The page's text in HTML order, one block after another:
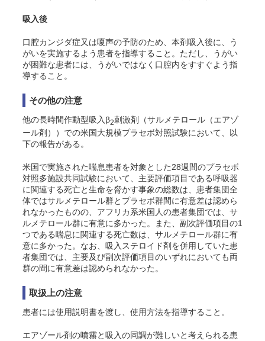
吸入後
口腔カンジダ症又は嗄声の予防のため、本剤吸入後に、う
がいを実施するよう患者を指導すること。ただし、うがい
が困難な患者には、うがいではなく口腔内をすすぐよう指
導すること。
その他の注意
他の長時間作動型吸入β2刺激剤（サルメテロール（エアゾ
ール剤））での米国大規模プラセボ対照試験において、以
下の報告がある。
米国で実施された喘息患者を対象とした28週間のプラセボ
対照多施設共同試験において、主要評価項目である呼吸器
に関連する死亡と生命を脅かす事象の総数は、患者集団全
体ではサルメテロール群とプラセボ群間に有意差は認めら
れなかったものの、アフリカ系米国人の患者集団では、サ
ルメテロール群に有意に多かった。また、副次評価項目の1
つである喘息に関連する死亡数は、サルメテロール群に有
意に多かった。なお、吸入ステロイド剤を併用していた患
者集団では、主要及び副次評価項目のいずれにおいても両
群の間に有意差は認められなかった。
取扱上の注意
患者には使用説明書を渡し、使用方法を指導すること。
エアゾール剤の噴霧と吸入の同調が難しいと考えられる患